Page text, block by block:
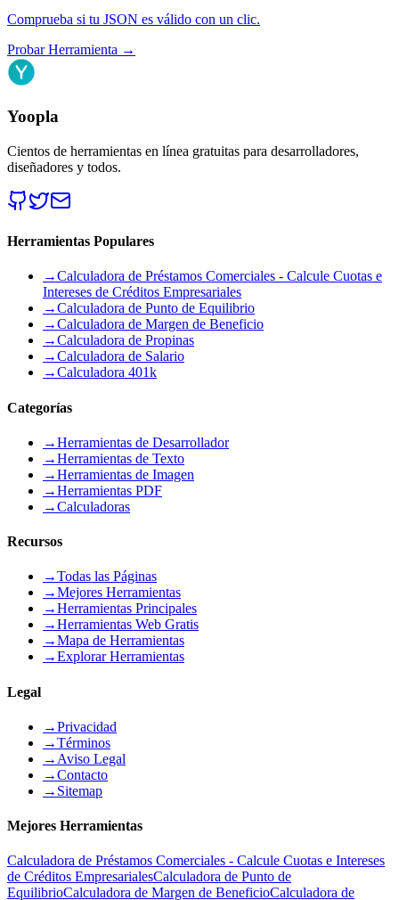
Comprueba si tu JSON es válido con un clic.
Probar Herramienta →
Yoopla
Cientos de herramientas en línea gratuitas para desarrolladores,
diseñadores y todos.
Herramientas Populares
→Calculadora de Préstamos Comerciales - Calcule Cuotas e
Intereses de Créditos Empresariales
→Calculadora de Punto de Equilibrio
→Calculadora de Margen de Beneficio
→Calculadora de Propinas
→Calculadora de Salario
→Calculadora 401k
Categorías
→Herramientas de Desarrollador
→Herramientas de Texto
→Herramientas de Imagen
→Herramientas PDF
→Calculadoras
Recursos
→Todas las Páginas
→Mejores Herramientas
→Herramientas Principales
→Herramientas Web Gratis
→Mapa de Herramientas
→Explorar Herramientas
Legal
→Privacidad
→Términos
→ Aviso Legal
→Contacto
→ Sitemap
Mejores Herramientas
Calculadora de Préstamos Comerciales - Calcule Cuotas e Intereses
de Créditos EmpresarialesCalculadora de Punto de
EquilibrioCalculadora de Margen de BeneficioCalculadora de